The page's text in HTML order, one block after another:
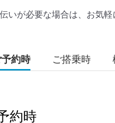
いが必要な場合は、お気軽
予約時 ご搭乗時
約時